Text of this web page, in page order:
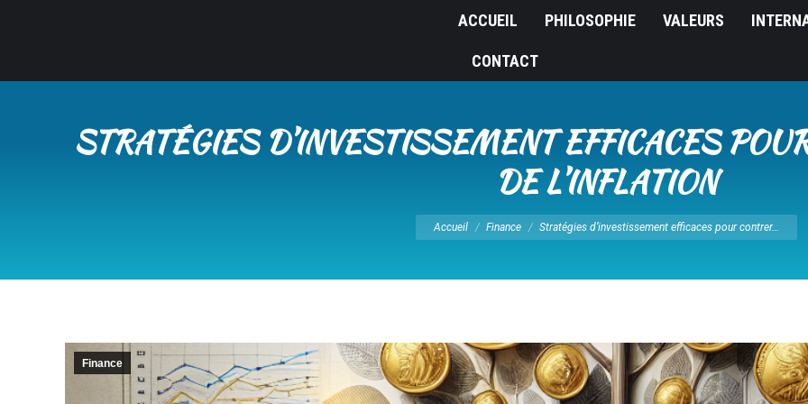
ACCUEIL PHILOSOPHIE VALEURS
CONTACT
STRATÉGIES D’INVESTISSEMENT EFFICACES
DE L’INFLATION
Vous êtes ici :
Accueil Finance Stratégies d’investissement efficaces pour contrer…
Finance